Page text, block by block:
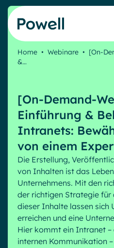
Skip to content
HR Plattform
Interne
Interne
Employee Journey &
Virtuelles Büro
AI Augmented Digital
Plattform für digitale
Digital Hub
Produkte
Ihre MS-Governance-
Intranet-Funktionen
Analytische
Generative KI
Unsere Kunden
Partner
Treten Sie dem
Partner finden
Finden Sie den besten
Projekt zum Erfolg zu
Microsoft x Powell
Microsoft Gold Partner
Zertifizierter Microsoft-
Ressourcen
Blog
Webinare
Success stories
White papers
Veranstaltungen
Home • Webinare • [On-
&…
[On-Demand-
Einführung &
Intranets:
von einem
Die Erstellung,
von Inhalten ist das
Unternehmens. Mit den
der richtigen Strategie für
dieser Inhalte lassen sich
erreichen und eine
Hier kommt ein Intranet
internen Kommunikation –